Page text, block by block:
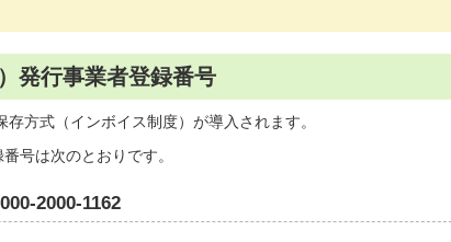
発行事業者登録番号
方式（インボイス制度）が導入されます。
号は次のとおりです。
2000-1162